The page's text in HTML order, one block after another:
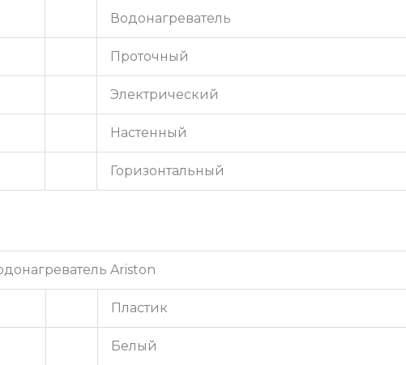
Водонагреватель
Проточный
Электрический
Настенный
Горизонтальный
Ariston
Пластик
Белый